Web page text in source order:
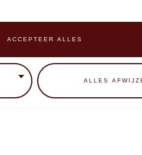
ALLES
ACCEPTEER ALLES